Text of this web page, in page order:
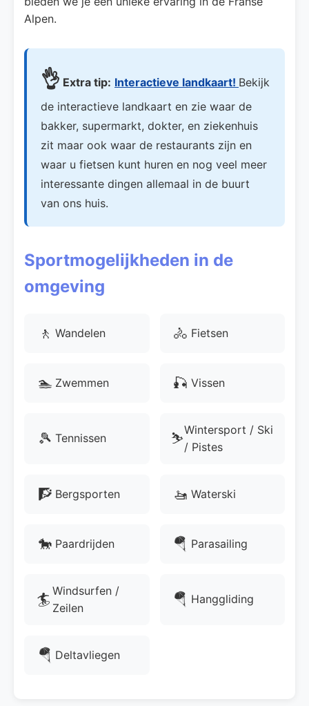
Alpen.
👌 Extra tip: Interactieve landkaart! Bekijk
de interactieve landkaart en zie waar de
bakker, supermarkt, dokter, en ziekenhuis
zit maar ook waar de restaurants zijn en
waar u fietsen kunt huren en nog veel meer
interessante dingen allemaal in de buurt
van ons huis.
Sportmogelijkheden in de
omgeving
🚶 Wandelen 🚴 Fietsen
🏊 Zwemmen 🎣 Vissen
🎾 Tennissen ⛷️
Wintersport / Ski
/ Pistes
🧗 Bergsporten 🚤 Waterski
🐎 Paardrijden 🪂 Parasailing
🏄
Windsurfen /
Zeilen
🪂 Hanggliding
🪂 Deltavliegen